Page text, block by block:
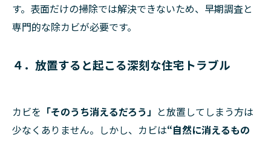
す。表面だけの掃除では解決できないため、早期調査と
専門的な除カビが必要です。
４．放置すると起こる深刻な住宅トラブル
カビを 「そのうち消えるだろう」 と放置してしまう方は
少なくありません。しかし、カビは“自然に消えるもの